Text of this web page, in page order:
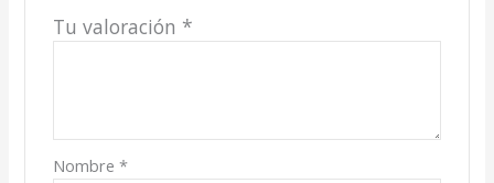
Tu valoración *
Nombre *